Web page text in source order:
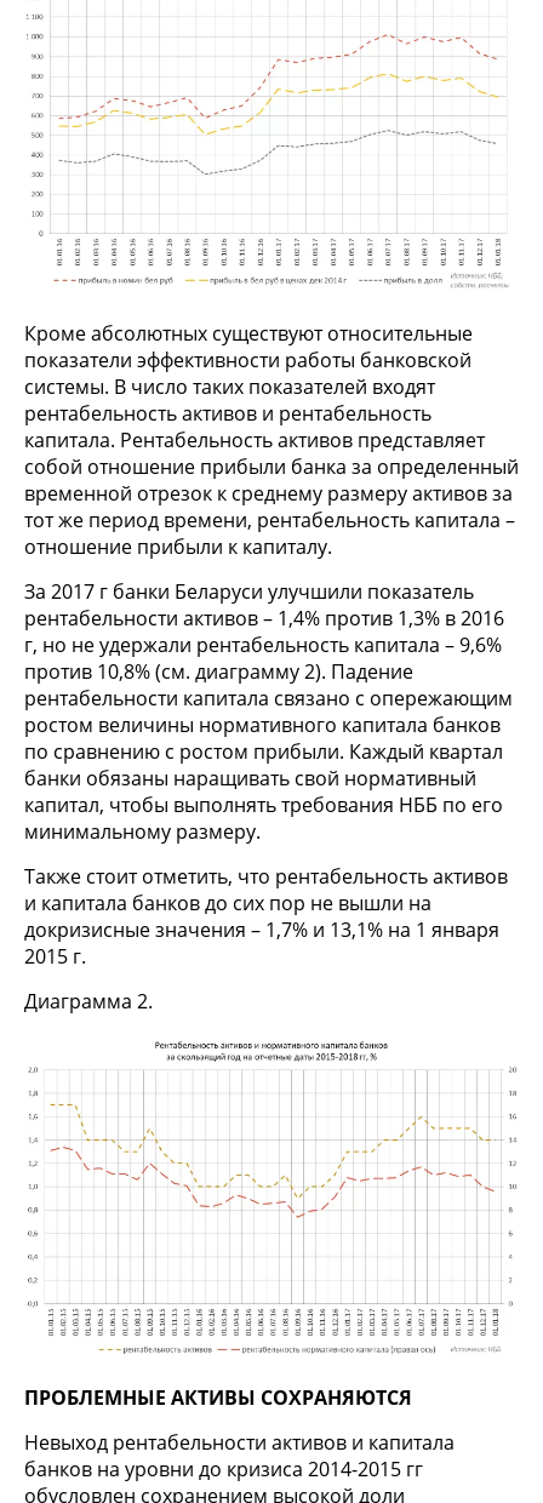
Кроме абсолютных существуют относительные
показатели эффективности работы банковской
системы. В число таких показателей входят
рентабельность активов и рентабельность
капитала. Рентабельность активов представляет
собой отношение прибыли банка за определенный
временной отрезок к среднему размеру активов за
тот же период времени, рентабельность капитала –
отношение прибыли к капиталу.
За 2017 г банки Беларуси улучшили показатель
рентабельности активов – 1,4% против 1,3% в 2016
г, но не удержали рентабельность капитала – 9,6%
против 10,8% (см. диаграмму 2). Падение
рентабельности капитала связано с опережающим
ростом величины нормативного капитала банков
по сравнению с ростом прибыли. Каждый квартал
банки обязаны наращивать свой нормативный
капитал, чтобы выполнять требования НББ по его
минимальному размеру.
Также стоит отметить, что рентабельность активов
и капитала банков до сих пор не вышли на
докризисные значения – 1,7% и 13,1% на 1 января
2015 г.
Диаграмма 2.
ПРОБЛЕМНЫЕ АКТИВЫ СОХРАНЯЮТСЯ
Невыход рентабельности активов и капитала
банков на уровни до кризиса 2014-2015 гг
обусловлен сохранением высокой доли